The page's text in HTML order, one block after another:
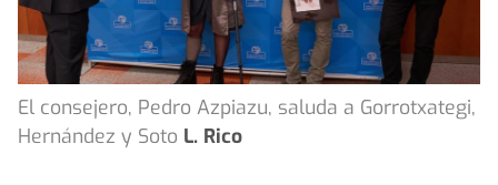
El consejero, Pedro Azpiazu, saluda a Gorrotxategi,
Hernández y Soto L. Rico